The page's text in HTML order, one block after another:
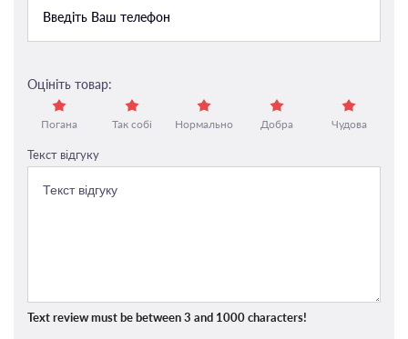
Оцініть товар:
Погана Так собі Нормально Добра Чудова
Текст відгуку
Text review must be between 3 and 1000 characters!